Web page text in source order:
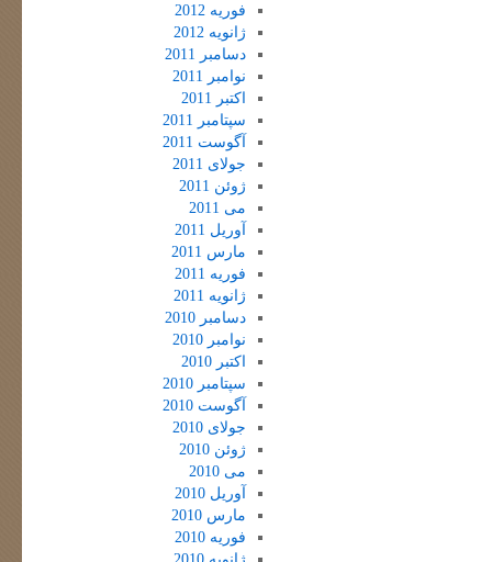
فوریه 2012
ژانویه 2012
دسامبر 2011
نوامبر 2011
اکتبر 2011
سپتامبر 2011
آگوست 2011
جولای 2011
ژوئن 2011
می 2011
آوریل 2011
مارس 2011
فوریه 2011
ژانویه 2011
دسامبر 2010
نوامبر 2010
اکتبر 2010
سپتامبر 2010
آگوست 2010
جولای 2010
ژوئن 2010
می 2010
آوریل 2010
مارس 2010
فوریه 2010